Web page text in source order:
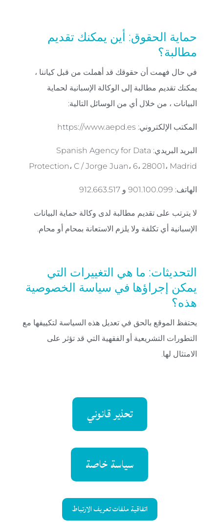
حماية الحقوق: أين يمكنك تقديم
مطالبة؟
في حال فهمت أن حقوقك قد أهملت من قبل كياننا ،
يمكنك تقديم مطالبة إلى الوكالة الإسبانية لحماية
البيانات ، من خلال أي من الوسائل التالية:
المكتب الإلكتروني: https://www.aepd.es
البريد البريدي: Spanish Agency for Data
Protection، C / Jorge Juan، 6، 28001، Madrid
الهاتف: 901.100.099 و 912.663.517
لا يترتب على تقديم مطالبة لدى وكالة حماية البيانات
الإسبانية أي تكلفة ولا يلزم الاستعانة بمحام أو محام.
التحديثات: ما هي التغييرات التي
يمكن إجراؤها في سياسة الخصوصية
هذه؟
يحتفظ الموقع بالحق في تعديل هذه السياسة لتكييفها مع
التطورات التشريعية أو الفقهية التي قد تؤثر على
الامتثال لها.
تحذير قانوني
سياسة خاصة
اتفاقية ملفات تعريف الارتباط